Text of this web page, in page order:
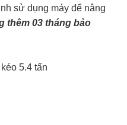
sử dụng máy để nâng
thêm 03 tháng bảo
5.4 tấn